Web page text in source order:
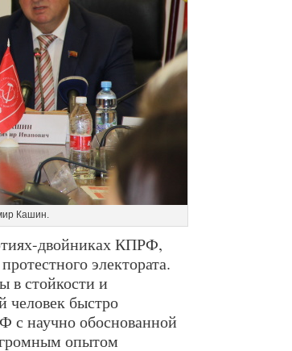
Кашин.
двойниках КПРФ,
электората.
в стойкости и
человек быстро
с научно обоснованной
опытом